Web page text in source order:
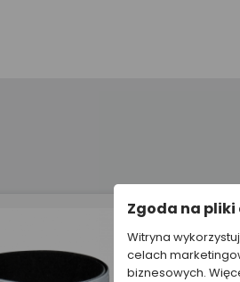
Zgoda na pliki
Witryna
celach
biznesowych.